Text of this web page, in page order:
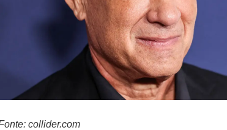
collider.com